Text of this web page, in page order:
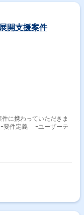
開支援案件
に携わっていただきま
要件定義 ｰユーザーテ